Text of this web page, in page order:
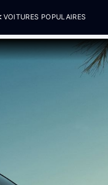
VOITURES POPULAIRES